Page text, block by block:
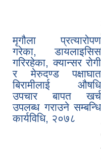
मृगौला प्रत्यारोपण
गरेका, डायलाइसिस
गरिरहेका, क्यान्सर रोगी
र मेरुदण्ड पक्षाघात
बिरामीलाई औषधि
उपचार बापत खर्च
उपलब्ध गराउने सम्बन्धि
कार्यविधि, २०७८